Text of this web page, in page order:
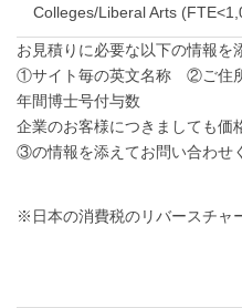
Colleges/Liberal Arts
お見積りに必要な以下の情報を
①サイト毎の英文名称 ②ご
年間博士号付与数
企業のお客様につきましても
③の情報を添えてお問い合わせ
※日本の消費税のリバースチャ